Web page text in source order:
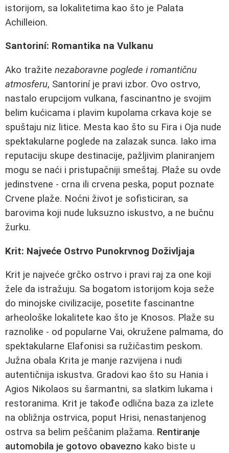
istorijom, sa lokalitetima kao što je Palata
Achilleion.
Santoriní: Romantika na Vulkanu
Ako tražite nezaboravne poglede i romantičnu
atmosferu, Santoriní je pravi izbor. Ovo ostrvo,
nastalo erupcijom vulkana, fascinantno je svojim
belim kućicama i plavim kupolama crkava koje se
spuštaju niz litice. Mesta kao što su Fira i Oja nude
spektakularne poglede na zalazak sunca. Iako ima
reputaciju skupe destinacije, pažljivim planiranjem
mogu se naći i pristupačniji smeštaj. Plaže su ovde
jedinstvene - crna ili crvena peska, poput poznate
Crvene plaže. Noćni život je sofisticiran, sa
barovima koji nude luksuzno iskustvo, a ne bučnu
žurku.
Krit: Najveće Ostrvo Punokrvnog Doživljaja
Krit je najveće grčko ostrvo i pravi raj za one koji
žele da istražuju. Sa bogatom istorijom koja seže
do minojske civilizacije, posetite fascinantne
arheološke lokalitete kao što je Knosos. Plaže su
raznolike - od popularne Vai, okružene palmama, do
spektakularne Elafonisi sa ružičastim peskom.
Južna obala Krita je manje razvijena i nudi
autentičnija iskustva. Gradovi kao što su Hania i
Agios Nikolaos su šarmantni, sa slatkim lukama i
restoranima. Krit je takođe odlična baza za izlete
na obližnja ostrvica, poput Hrisi, nenastanjenog
ostrva sa belim peščanim plažama. Rentiranje
automobila je gotovo obavezno kako biste u